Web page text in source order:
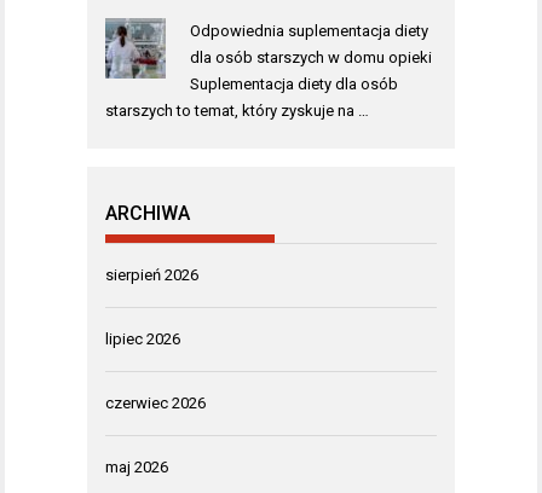
Odpowiednia suplementacja diety
dla osób starszych w domu opieki
Suplementacja diety dla osób
starszych to temat, który zyskuje na …
ARCHIWA
sierpień 2026
lipiec 2026
czerwiec 2026
maj 2026